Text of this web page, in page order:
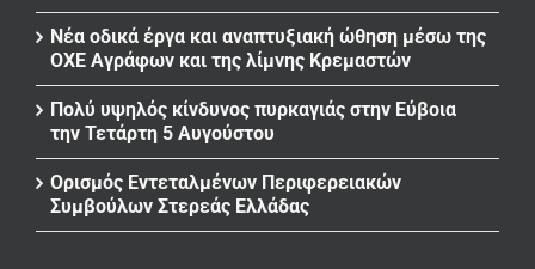
Νέα οδικά έργα και αναπτυξιακή ώθηση μέσω της
ΟΧΕ Αγράφων και της λίμνης Κρεμαστών
Πολύ υψηλός κίνδυνος πυρκαγιάς στην Εύβοια
την Τετάρτη 5 Αυγούστου
Ορισμός Εντεταλμένων Περιφερειακών
Συμβούλων Στερεάς Ελλάδας